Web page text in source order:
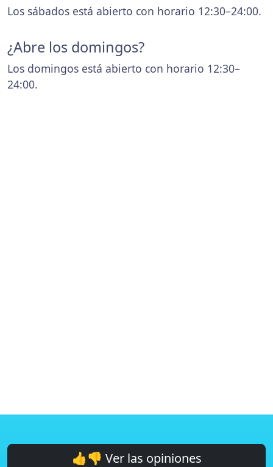
Los sábados está abierto con horario 12:30–24:00.
¿Abre los domingos?
Los domingos está abierto con horario 12:30–
24:00.
👍👎 Ver las opiniones